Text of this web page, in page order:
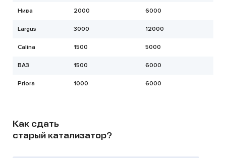
Нива 2000 6000
Largus 3000 12000
Calina 1500 5000
ВАЗ 1500 6000
Priora 1000 6000
Как сдать
старый катализатор?